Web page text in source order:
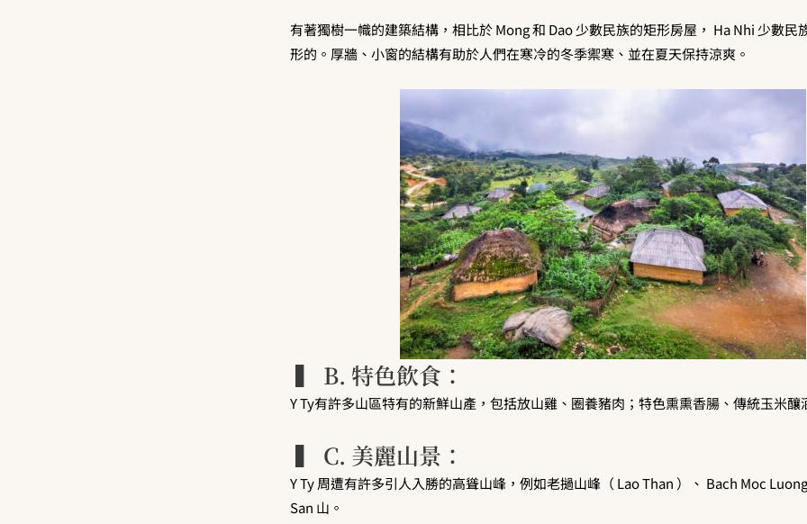
有著獨樹一幟的建築結構，相比於 Mong 和 Dao 少數民族的矩形房屋， Ha Nhi 少數民
形的。厚牆、小窗的結構有助於人們在寒冷的冬季禦寒、並在夏天保持涼爽。
▍ B. 特色飲食：
Y Ty有許多山區特有的新鮮山產，包括放山雞、圈養豬肉；特色熏熏香腸、傳統玉米釀
▍ C. 美麗山景：
Y Ty 周遭有許多引人入勝的高聳山峰，例如老撾山峰（ Lao Than ）、 Bach Moc
San 山。